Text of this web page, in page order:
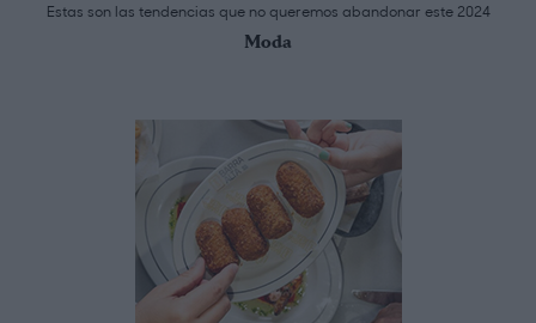
Estas son las tendencias que no queremos abandonar este 2024
Moda